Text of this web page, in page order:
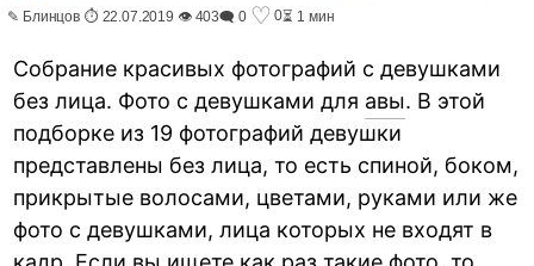
✎ Блинцов ⏱ 22.07.2019 👁 403🗨 0 ♡ 0⏳ 1 мин
Собрание красивых фотографий с девушками
без лица. Фото с девушками для авы. В этой
подборке из 19 фотографий девушки
представлены без лица, то есть спиной, боком,
прикрытые волосами, цветами, руками или же
фото с девушками, лица которых не входят в